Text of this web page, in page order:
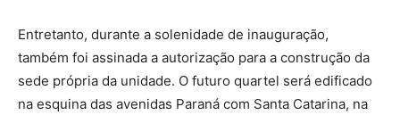
Entretanto, durante a solenidade de inauguração,
também foi assinada a autorização para a construção da
sede própria da unidade. O futuro quartel será edificado
na esquina das avenidas Paraná com Santa Catarina, na